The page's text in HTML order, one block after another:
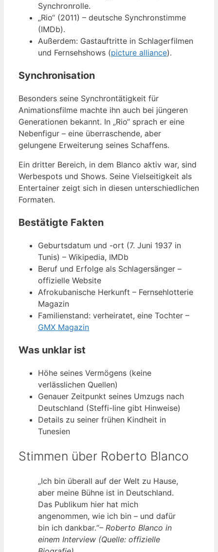
Synchronrolle.
„Rio“ (2011) – deutsche Synchronstimme
(IMDb).
Außerdem: Gastauftritte in Schlagerfilmen
und Fernsehshows (picture alliance).
Synchronisation
Besonders seine Synchrontätigkeit für
Animationsfilme machte ihn auch bei jüngeren
Generationen bekannt. In „Rio“ sprach er eine
Nebenfigur – eine überraschende, aber
gelungene Erweiterung seines Schaffens.
Ein dritter Bereich, in dem Blanco aktiv war, sind
Werbespots und Shows. Seine Vielseitigkeit als
Entertainer zeigt sich in diesen unterschiedlichen
Formaten.
Bestätigte Fakten
Geburtsdatum und -ort (7. Juni 1937 in
Tunis) – Wikipedia, IMDb
Beruf und Erfolge als Schlagersänger –
offizielle Website
Afrokubanische Herkunft – Fernsehlotterie
Magazin
Familienstand: verheiratet, eine Tochter –
GMX Magazin
Was unklar ist
Höhe seines Vermögens (keine
verlässlichen Quellen)
Genauer Zeitpunkt seines Umzugs nach
Deutschland (Steffi-line gibt Hinweise)
Details zu seiner frühen Kindheit in
Tunesien
Stimmen über Roberto Blanco
„Ich bin überall auf der Welt zu Hause,
aber meine Bühne ist in Deutschland.
Das Publikum hier hat mich
angenommen, wie ich bin – und dafür
bin ich dankbar.“– Roberto Blanco in
einem Interview (Quelle: offizielle